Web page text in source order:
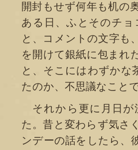
開封もせず何年も机の
ある日、ふとそのチ
と、コメントの文字も
を開けて銀紙に包まれ
と、そこにはわずかな
たのか、不思議なこと
それから更に月日が
た。昔と変わらず気さ
ンデーの話をしたら、